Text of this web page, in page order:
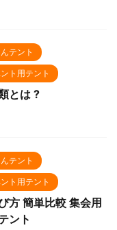
テント
ト用テント
とは ?
テント
ト用テント
方 簡単比較 集会用
ント